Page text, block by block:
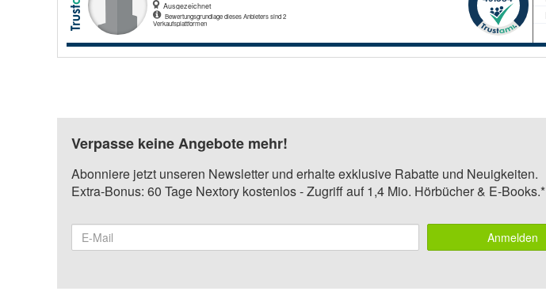
Verpasse keine Angebote mehr!
Abonniere jetzt unseren Newsletter und erhalte exklusive Rabatte und Neuigkeiten.
Extra-Bonus: 60 Tage Nextory kostenlos - Zugriff auf 1,4 Mio. Hörbücher & E-Books.*
Anmelden